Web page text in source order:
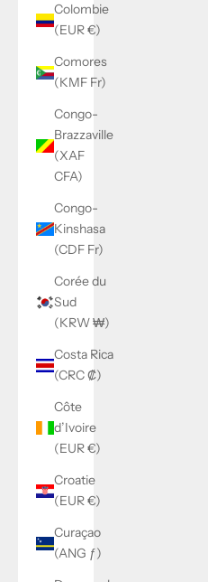
Colombie
(EUR €)
Comores
(KMF Fr)
Congo-
Brazzaville
(XAF
CFA)
Congo-
Kinshasa
(CDF Fr)
Corée du
Sud
(KRW ₩)
Costa Rica
(CRC ₡)
Côte
d’Ivoire
(EUR €)
Croatie
(EUR €)
Curaçao
(ANG ƒ)